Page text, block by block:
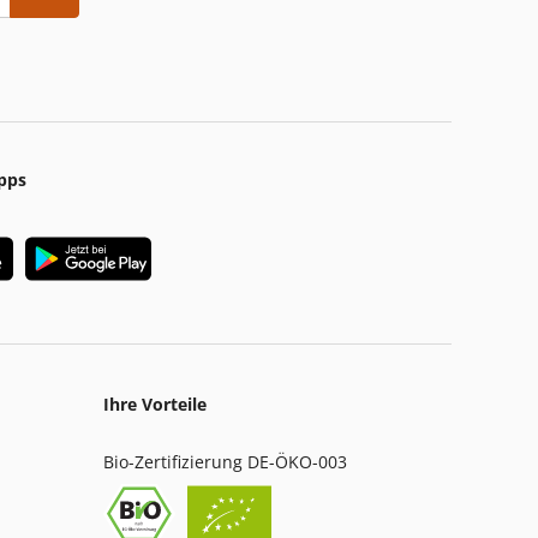
Ihre Vorteile
Bio-Zertifizierung DE-ÖKO-003